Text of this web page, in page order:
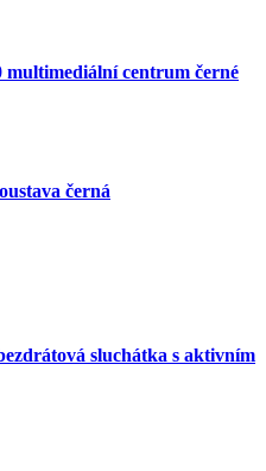
centrum černé
černá
sluchátka s aktivním